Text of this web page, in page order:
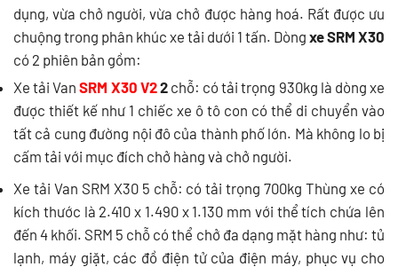
dụng, vừa chở người, vừa chở được hàng hoá. Rất được ưu
chuộng trong phân khúc xe tải dưới 1 tấn. Dòng xe SRM X30
có 2 phiên bản gồm:
Xe tải VanSRM X30 V22chỗ: có tải trọng 930kg là dòng xe
được thiết kế như 1 chiếc xe ô tô con có thể di chuyển vào
tất cả cung đường nội đô của thành phố lớn. Mà không lo bị
cấm tải với mục đích chở hàng và chở người.
Xe tải Van SRM X30 5 chỗ: có tải trọng 700kg Thùng xe có
kích thước là 2.410 x 1.490 x 1.130 mm với thể tích chứa lên
đến 4 khối. SRM 5 chỗ có thể chở đa dạng mặt hàng như: tủ
lạnh, máy giặt, các đồ điện tử của điện máy, phục vụ cho